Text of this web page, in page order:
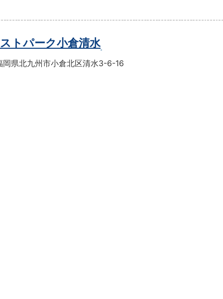
ストパーク小倉清水
岡県北九州市小倉北区清水3-6-16